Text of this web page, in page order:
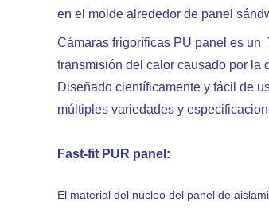
en el molde alrededor de panel
Cámaras frigoríficas PU panel es un
transmisión del calor causado por la
Diseñado científicamente y fácil de
múltiples variedades y
Fast-fit PUR panel:
El material del núcleo del panel de